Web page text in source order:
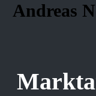
Andreas